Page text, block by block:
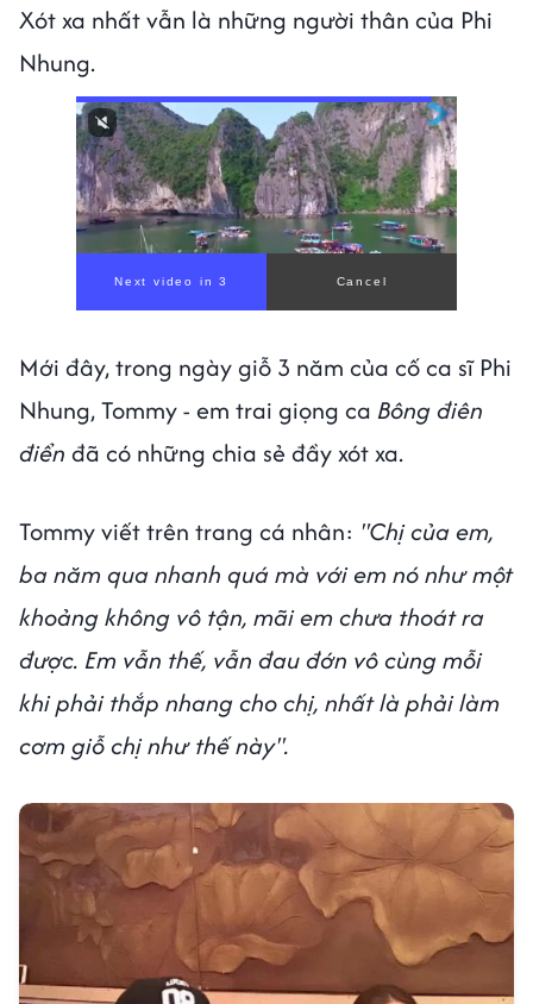
Xót xa nhất vẫn là những người thân của Phi
Nhung.
Mới đây, trong ngày giỗ 3 năm của cố ca sĩ Phi
Nhung, Tommy - em trai giọng ca Bông điên
điển đã có những chia sẻ đầy xót xa.
Tommy viết trên trang cá nhân: "Chị của em,
ba năm qua nhanh quá mà với em nó như một
khoảng không vô tận, mãi em chưa thoát ra
được. Em vẫn thế, vẫn đau đớn vô cùng mỗi
khi phải thắp nhang cho chị, nhất là phải làm
cơm giỗ chị như thế này".